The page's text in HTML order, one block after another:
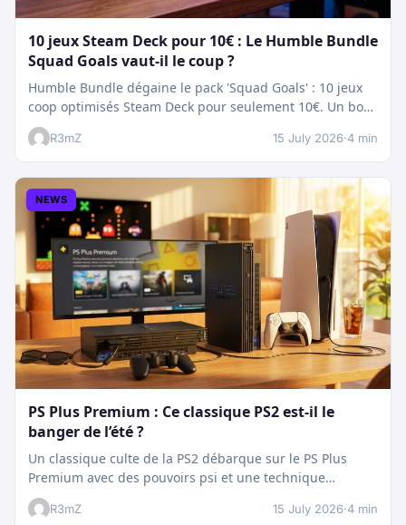
10 jeux Steam Deck pour 10€ : Le Humble Bundle
Squad Goals vaut-il le coup ?
Humble Bundle dégaine le pack 'Squad Goals' : 10 jeux
coop optimisés Steam Deck pour seulement 10€. Un bon
plan…
R3mZ 15 July 2026·4 min
NEWS
PS Plus Premium : Ce classique PS2 est-il le
banger de l’été ?
Un classique culte de la PS2 débarque sur le PS Plus
Premium avec des pouvoirs psi et une technique
boostée.…
R3mZ 15 July 2026·4 min